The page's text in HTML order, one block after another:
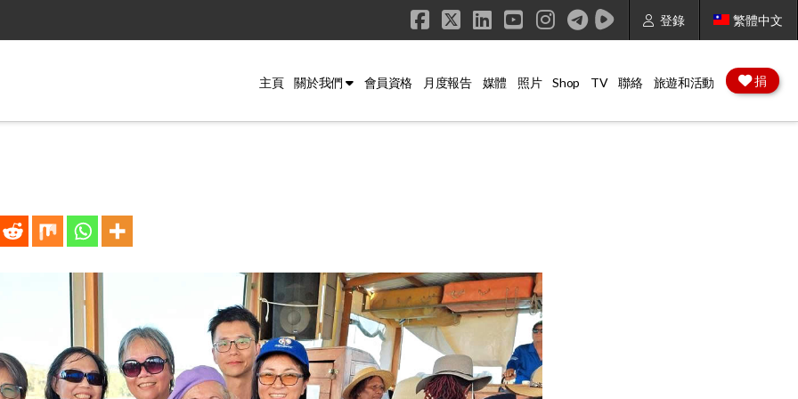
登錄 繁體中文
Facebook
X LinkedIn
YouTube
Instagram
主頁 關於我們 會員資格 月度報告 媒體 照片 Shop TV 聯絡 旅遊和活動 捐